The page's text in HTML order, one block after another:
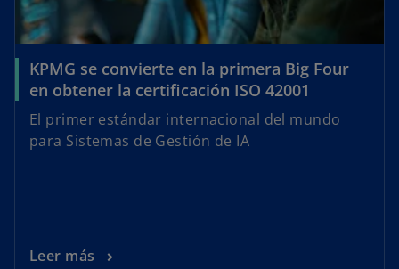
KPMG se convierte en la primera Big Four
en obtener la certificación ISO 42001
El primer estándar internacional del mundo
para Sistemas de Gestión de IA
Leer más